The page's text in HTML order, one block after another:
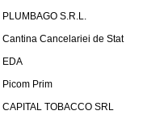
PLUMBAGO S.R.L.
Cantina Cancelariei de Stat
EDA
Picom Prim
CAPITAL TOBACCO SRL